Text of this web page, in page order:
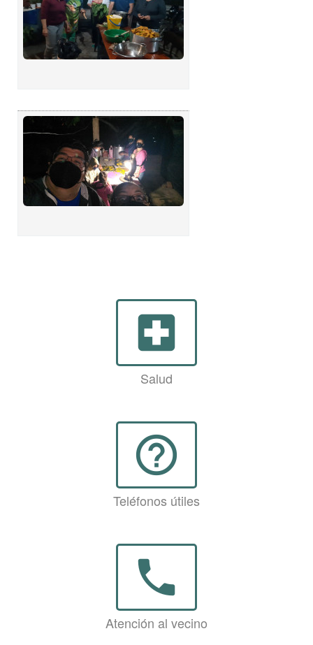
local_hospital
Salud
help_outline
Teléfonos útiles
phone
Atención al vecino